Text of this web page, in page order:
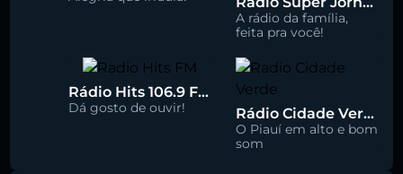
A rádio da família,
feita pra você!
Rádio Hits 106.9 FM
Dá gosto de ouvir! Rádio Cidade Verde 93.5 FM
O Piauí em alto e bom
som